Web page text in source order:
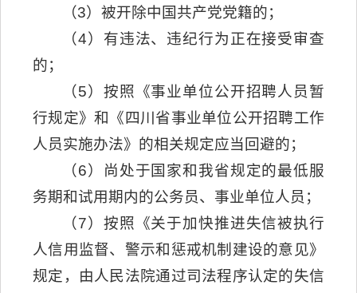
（3）被开除中国共产党党籍的；
（4）有违法、违纪行为正在接受审查
的；
（5）按照《事业单位公开招聘人员暂
行规定》和《四川省事业单位公开招聘工作
人员实施办法》的相关规定应当回避的；
（6）尚处于国家和我省规定的最低服
务期和试用期内的公务员、事业单位人员；
（7）按照《关于加快推进失信被执行
人信用监督、警示和惩戒机制建设的意见》
规定，由人民法院通过司法程序认定的失信